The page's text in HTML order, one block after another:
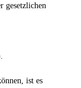
gesetzlichen
ist es